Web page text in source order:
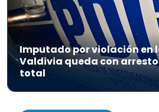
Imputado por violación en
Valdivia queda con
total